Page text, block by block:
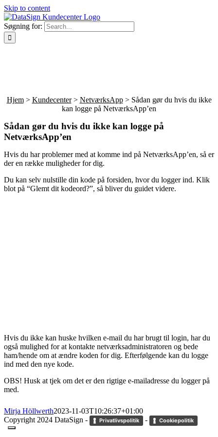
Skip to content
Søgning for:
Hjem> Kundecenter> NetværksApp> Sådan gør du hvis du ikke
kan logge på NetværksApp’en
Sådan gør du hvis du ikke kan logge på
NetværksApp’en
Hvis du har problemer med at komme ind på NetværksApp’en, så er
der en række muligheder for dig.
Du kan selv nulstille din kode på forsiden, hvor du logger ind. Klik
blot på “Glemt dit kodeord?”, så bliver du guidet videre.
Hvis du ikke kan huske hvilken e-mail du har brugt til login, har du
også mulighed for at kontakte netværksadministratoren og bede
ham/hende om at ændre koden for dig. Efterfølgende kan du logge
ind med den nye kode.
OBS! Husk at tjek om det er den rigtige e-mailadresse du logger på
med.
Mirja Höllwerth2023-11-03T10:26:37+01:00
Copyright 2024 DataSign -
Privatlivspolitik - Cookiepolitik